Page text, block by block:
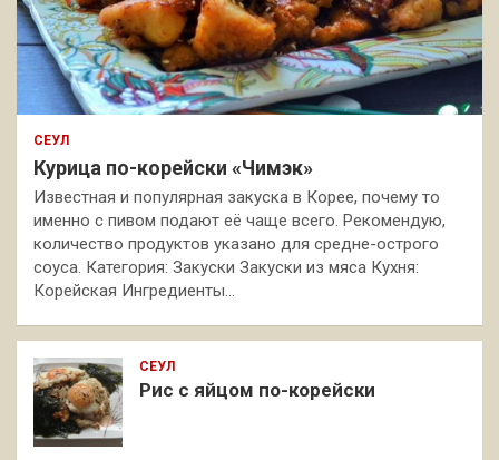
СЕУЛ
Курица по-корейски «Чимэк»
Известная и популярная закуска в Корее, почему то
именно с пивом подают её чаще всего. Рекомендую,
количество продуктов указано для средне-острого
соуса. Категория: Закуски Закуски из мяса Кухня:
Корейская Ингредиенты…
СЕУЛ
Рис с яйцом по-корейски